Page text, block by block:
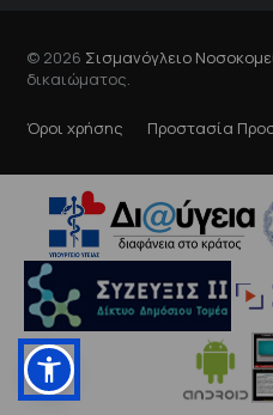
© 2026 Σισμανόγλειο
δικαιώματος.
Όροι χρήσης Προστασία